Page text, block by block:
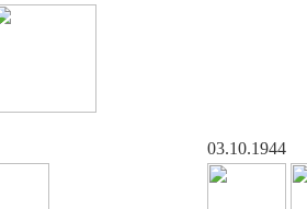
03.10.1944